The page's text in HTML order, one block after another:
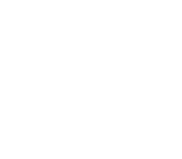
Cookies zu verwenden, indem